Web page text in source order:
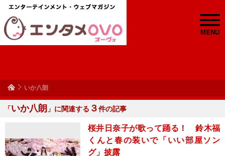
MENU
いか八朗
「いか八朗 」に関連する ３件の記事
桜井日奈子が歌って踊る！ 鈴木福
くんと春の装いで「いい部屋ソン
グ」披露